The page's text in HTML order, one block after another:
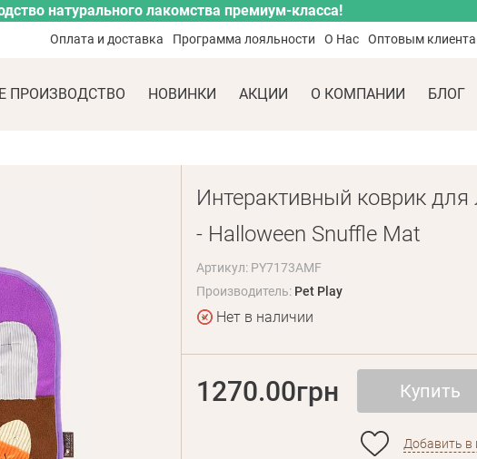
натурального лакомства премиум-класса!
Оплата и доставка Программа лояльности О Нас Оптовым
ПРОИЗВОДСТВО НОВИНКИ АКЦИИ О КОМПАНИИ БЛОГ
Интерактивный коврик
- Halloween Snuffle Mat
Артикул: PY7173AMF
Производитель: Pet Play
Нет в наличии
1270.00грн Купить
Добавить в